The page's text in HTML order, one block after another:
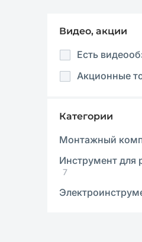
Видео, акции
Есть
Акционные
Категории
Монтажный
Инструмент для
7